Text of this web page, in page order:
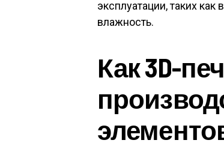
эксплуатации, таких
влажность.
Как 3D-